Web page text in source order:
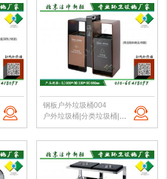
钢板户外垃圾桶004
户外垃圾桶|分类垃圾桶|钢板垃圾桶|公园垃圾桶|北京垃圾桶|厂家直销